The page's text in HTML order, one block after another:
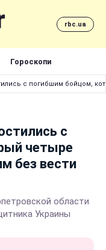
rbc.ua
Гороскопи
с погибшим бойцом,
с
четыре
без вести
области
Украины